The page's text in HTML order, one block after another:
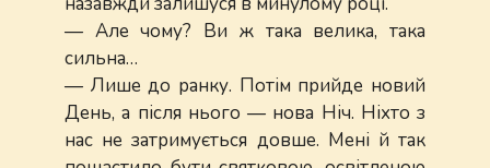
— Але чому? Ви ж така велика, така
сильна…
— Лише до ранку. Потім прийде новий
День, а після нього — нова Ніч. Ніхто з
нас не затримується довше. Мені й так